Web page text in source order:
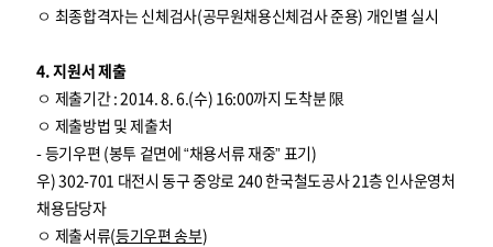
ㅇ 최종합격자는 신체검사(공무원채용신체검사 준용) 개인별 실시
4. 지원서 제출
ㅇ 제출기간 : 2014. 8. 6.(수) 16:00까지 도착분 限
ㅇ 제출방법 및 제출처
- 등기우편 (봉투 겉면에 “채용서류 재중” 표기)
우) 302-701 대전시 동구 중앙로 240 한국철도공사 21층 인사운영처
채용담당자
ㅇ 제출서류(등기우편 송부)